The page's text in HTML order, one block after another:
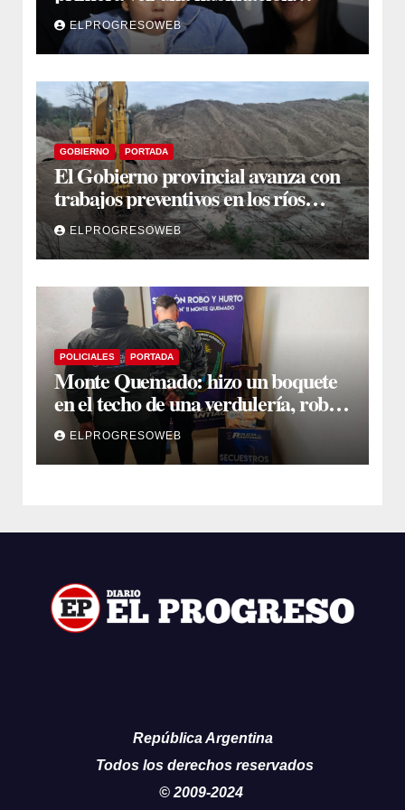
auditiva con vincha de conducción
óseaELPROGRESOWEB
GOBIERNO PORTADA
El Gobierno provincial avanza con
trabajos preventivos en los ríos
Dulce y Salado y en los Bajos
Submeridionales
ELPROGRESOWEB
POLICIALES PORTADA
Monte Quemado: hizo un boquete
en el techo de una verdulería, robó
$800.000 y cayó tras ser filmado
ELPROGRESOWEB
República Argentina
Todos los derechos reservados
© 2009-2024